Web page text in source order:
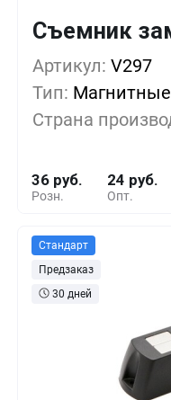
Съемник
Артикул: V297
Тип: Магнитные
Страна
Розн.
36 руб.
Опт.
24 руб.
Кол-во
1+ 0%
10+ -13%
50+ -25%
Стандарт
Предзаказ
30 дней